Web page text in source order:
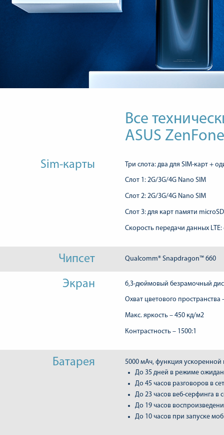
Все
ASUS
Sim-карты Три слота: два для SIM-карт +
Слот 1: 2G/3G/4G Nano SIM
Слот 2: 2G/3G/4G Nano SIM
Слот 3: для карт памяти
Скорость передачи данных
Чипсет Qualcomm® Snapdragon™ 660
Экран 6,3-дюймовый безрамочный
Охват цветового пространства
Макс. яркость – 450 кд/м2
Контрастность – 1500:1
Батарея
5000 мАч, функция ускоренной
До 35 дней в режиме
До 45 часов разговоров в
До 23 часов веб-серфинга в
До 19 часов
До 10 часов при запуске